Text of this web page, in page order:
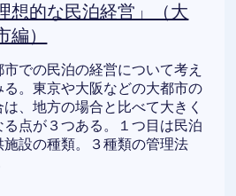
想的な民泊経営」（大
編）
市での民泊の経営について考え
る。東京や大阪などの大都市の
は、地方の場合と比べて大きく
る点が３つある。１つ目は民泊
施設の種類。３種類の管理法